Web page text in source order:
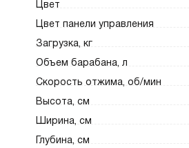
Цвет
Цвет панели управления
Загрузка, кг
Объем барабана, л
Скорость отжима, об/мин
Высота, см
Ширина, см
Глубина, см